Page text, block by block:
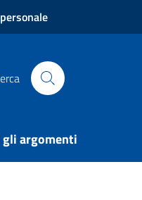
di Arezzo
argomenti